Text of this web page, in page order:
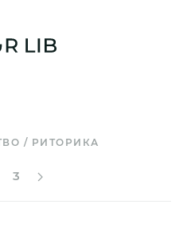
/ РИТОРИКА
3